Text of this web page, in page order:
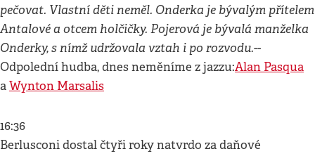
pečovat. Vlastní děti neměl. Onderka je bývalým přítelem
Antalové a otcem holčičky. Pojerová je bývalá manželka
Onderky, s nímž udržovala vztah i po rozvodu.--
Odpolední hudba, dnes neměníme z jazzu:Alan Pasqua
aWynton Marsalis
16:36
Berlusconi dostal čtyři roky natvrdo za daňové